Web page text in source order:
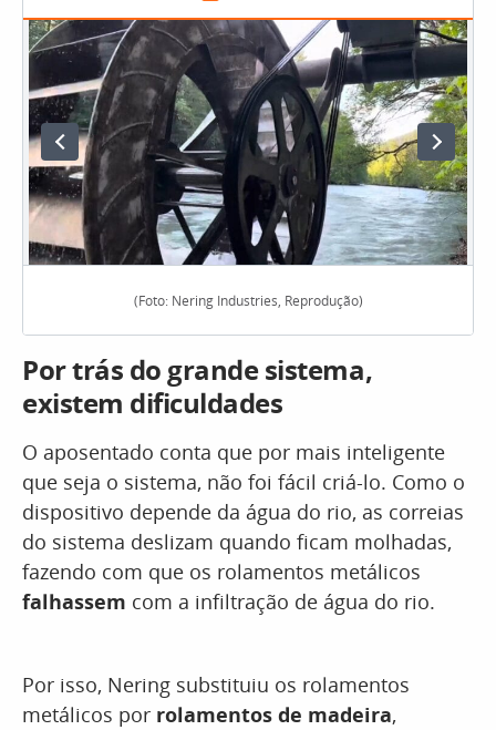
(Foto: Nering Industries, Reprodução)
Por trás do grande sistema,
existem dificuldades
O aposentado conta que por mais inteligente
que seja o sistema, não foi fácil criá-lo. Como o
dispositivo depende da água do rio, as correias
do sistema deslizam quando ficam molhadas,
fazendo com que os rolamentos metálicos
falhassem com a infiltração de água do rio.
Por isso, Nering substituiu os rolamentos
metálicos por rolamentos de madeira,